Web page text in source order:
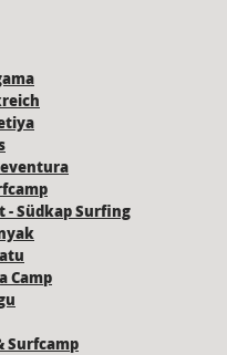
- Südkap Surfing
Camp
Surfcamp